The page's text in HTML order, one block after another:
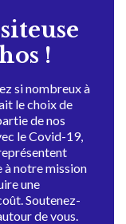
!
si nombreux à
le choix de
de nos
le Covid-19,
notre mission
une
Soutenez-
de vous.